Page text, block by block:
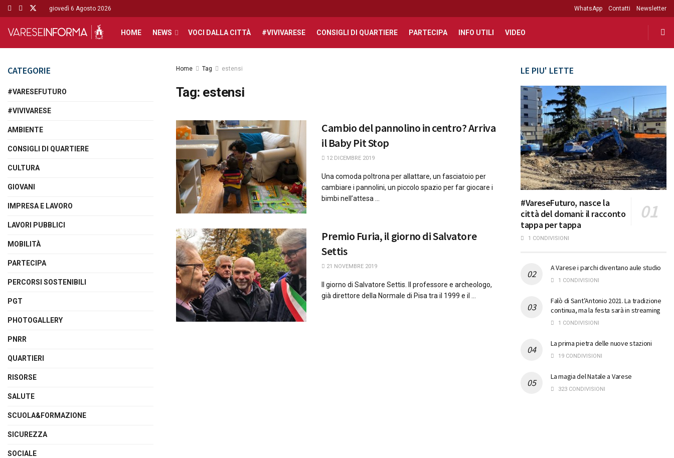
giovedì 6 Agosto 2026 WhatsApp Contatti Newsletter
HOME NEWS VOCI DALLA CITTÀ #VIVIVARESE CONSIGLI DI QUARTIERE PARTECIPA INFO UTILI VIDEO
Home Tag estensi
Tag: estensi
Cambio del pannolino in centro? Arriva
il Baby Pit Stop
12 DICEMBRE 2019
Una comoda poltrona per allattare, un fasciatoio per
cambiare i pannolini, un piccolo spazio per far giocare i
bimbi nell’attesa ...
Premio Furia, il giorno di Salvatore
Settis
21 NOVEMBRE 2019
Il giorno di Salvatore Settis. Il professore e archeologo,
già direttore della Normale di Pisa tra il 1999 e il ...
CATEGORIE
#VARESEFUTURO
#VIVIVARESE
AMBIENTE
CONSIGLI DI QUARTIERE
CULTURA
GIOVANI
IMPRESA E LAVORO
LAVORI PUBBLICI
MOBILITÀ
PARTECIPA
PERCORSI SOSTENIBILI
PGT
PHOTOGALLERY
PNRR
QUARTIERI
RISORSE
SALUTE
SCUOLA&FORMAZIONE
SICUREZZA
SOCIALE
LE PIU' LETTE
#VareseFuturo, nasce la
città del domani: il racconto
tappa per tappa
1 CONDIVISIONI
A Varese i parchi diventano aule studio
1 CONDIVISIONI
Falò di Sant’Antonio 2021. La tradizione
continua, ma la festa sarà in streaming
1 CONDIVISIONI
La prima pietra delle nuove stazioni
19 CONDIVISIONI
La magia del Natale a Varese
323 CONDIVISIONI